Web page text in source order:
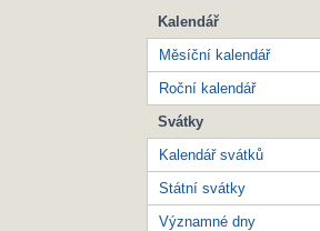
Kalendář
Měsíční kalendář
Roční kalendář
Svátky
Kalendář svátků
Státní svátky
Významné dny